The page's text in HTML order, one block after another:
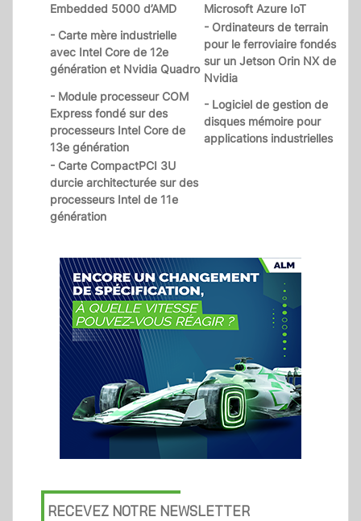
Embedded 5000 d’AMD
Microsoft Azure IoT
- Carte mère industrielle
avec Intel Core de 12e
génération et Nvidia Quadro
- Ordinateurs de terrain
pour le ferroviaire fondés
sur un Jetson Orin NX de
Nvidia
- Module processeur COM
Express fondé sur des
processeurs Intel Core de
13e génération
- Logiciel de gestion de
disques mémoire pour
applications industrielles
- Carte CompactPCI 3U
durcie architecturée sur des
processeurs Intel de 11e
génération
RECEVEZ NOTRE NEWSLETTER